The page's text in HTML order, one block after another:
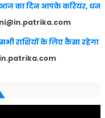
आज का दिन आपके करियर, धन
राशियों के लिए कैसा रहेगा